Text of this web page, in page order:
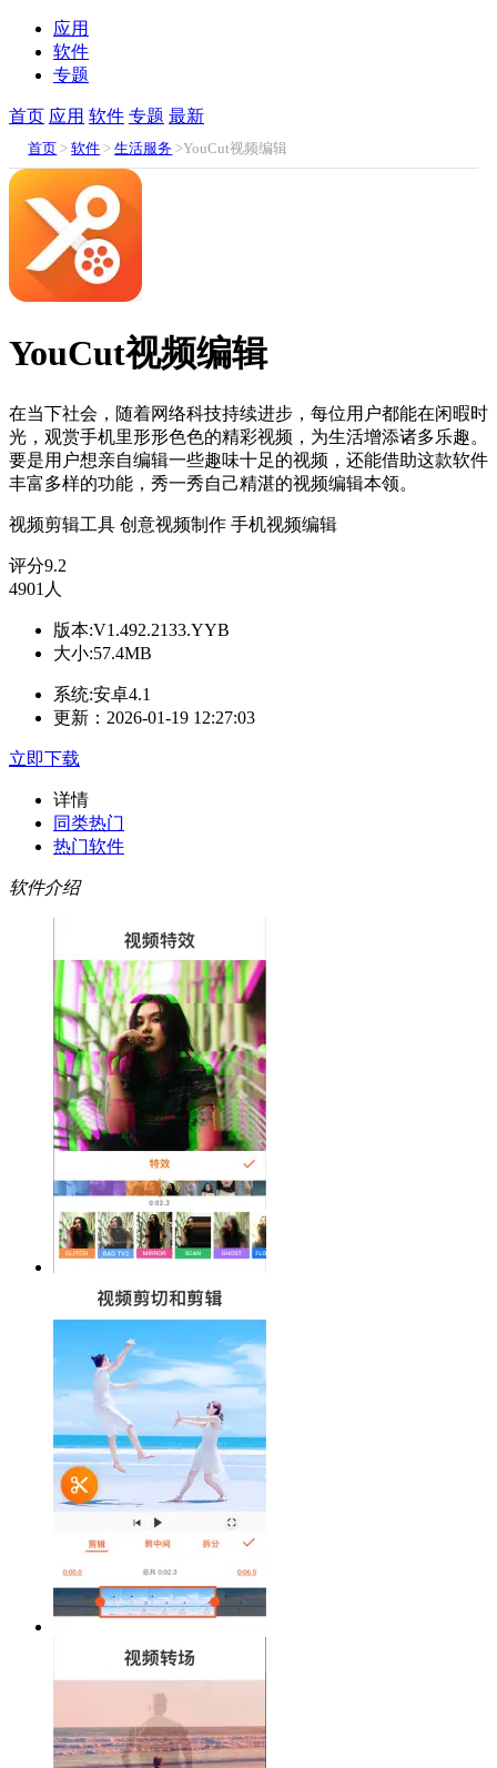
应用
软件
专题
首页 应用 软件 专题 最新
首页 >软件 >生活服务 >YouCut视频编辑
YouCut视频编辑
在当下社会，随着网络科技持续进步，每位用户都能在闲暇时
光，观赏手机里形形色色的精彩视频，为生活增添诸多乐趣。
要是用户想亲自编辑一些趣味十足的视频，还能借助这款软件
丰富多样的功能，秀一秀自己精湛的视频编辑本领。
视频剪辑工具 创意视频制作 手机视频编辑
评分9.2
4901人
版本:V1.492.2133.YYB
大小:57.4MB
系统:安卓4.1
更新：2026-01-19 12:27:03
立即下载
详情
同类热门
热门软件
软件介绍